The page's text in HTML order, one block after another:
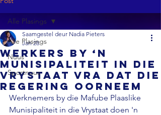
Alle Plasings
Nuus
Sportnuus
Alle Plasings
Werkers by ‘n
munisipaliteit in die
Vrystaat vra dat die
regering oorneem
Saamgestel deur Nadia Pieters
Jan 28
Werknemers by die Mafube Plaaslike
Munisipaliteit in die Vrystaat doen 'n